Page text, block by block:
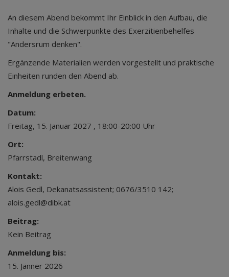
An diesem Abend bekommt Ihr Einblick in den Aufbau, die
Inhalte und die Schwerpunkte des Exerzitienbehelfes
"Andersrum denken".
Ergänzende Materialien werden vorgestellt und praktische
Einheiten runden den Abend ab.
Anmeldung erbeten.
Datum:
Freitag, 15. Januar 2027 , 18:00-20:00 Uhr
Ort:
Pfarrstadl, Breitenwang
Kontakt:
Alois Gedl, Dekanatsassistent; 0676/3510 142;
alois.gedl@dibk.at
Beitrag:
Kein Beitrag
Anmeldung bis:
15. Jänner 2026